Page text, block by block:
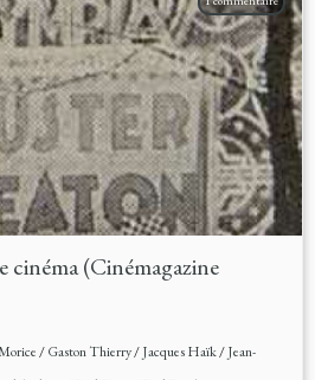
cinéma (Cinémagazine
/Gaston Thierry/Jacques Haïk/Jean-